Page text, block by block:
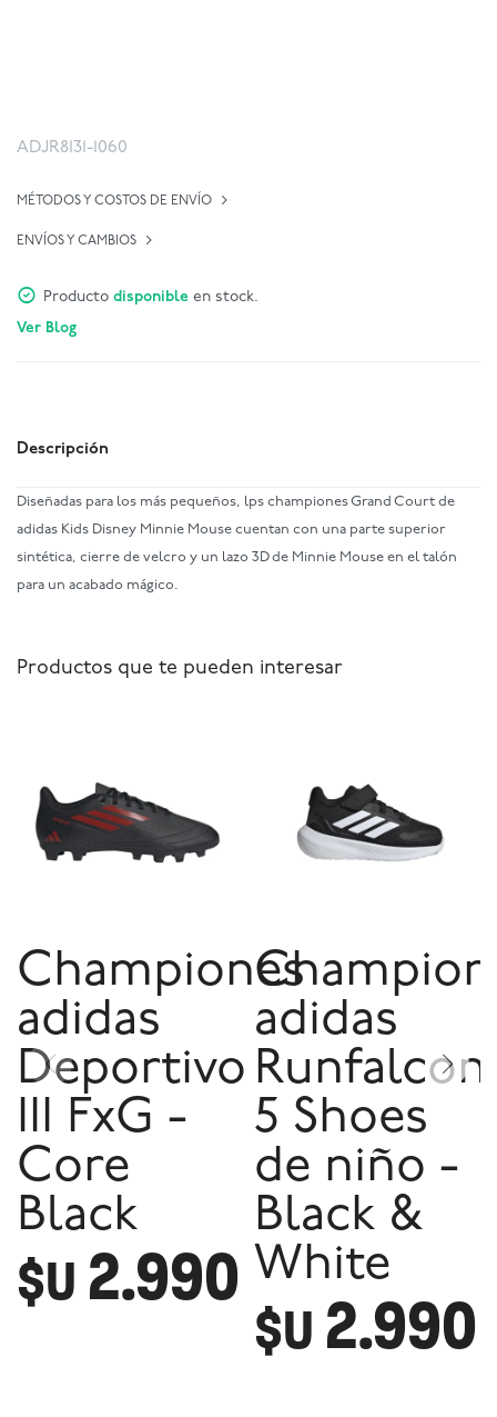
ADJR8131-1060
MÉTODOS Y COSTOS DE ENVÍO
ENVÍOS Y CAMBIOS
Producto disponible en stock.
Ver Blog
Descripción
Diseñadas para los más pequeños, lps championes Grand Court de
adidas Kids Disney Minnie Mouse cuentan con una parte superior
sintética, cierre de velcro y un lazo 3D de Minnie Mouse en el talón
para un acabado mágico.
Productos que te pueden interesar
Championes
adidas
Deportivo
III FxG -
Core
Black
$U 2.990
adidas
Runfalcon
5 Shoes
de niño -
Black &
White
$U 2.990